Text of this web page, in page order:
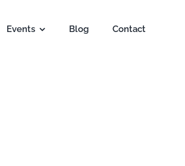
Events Blog Contact